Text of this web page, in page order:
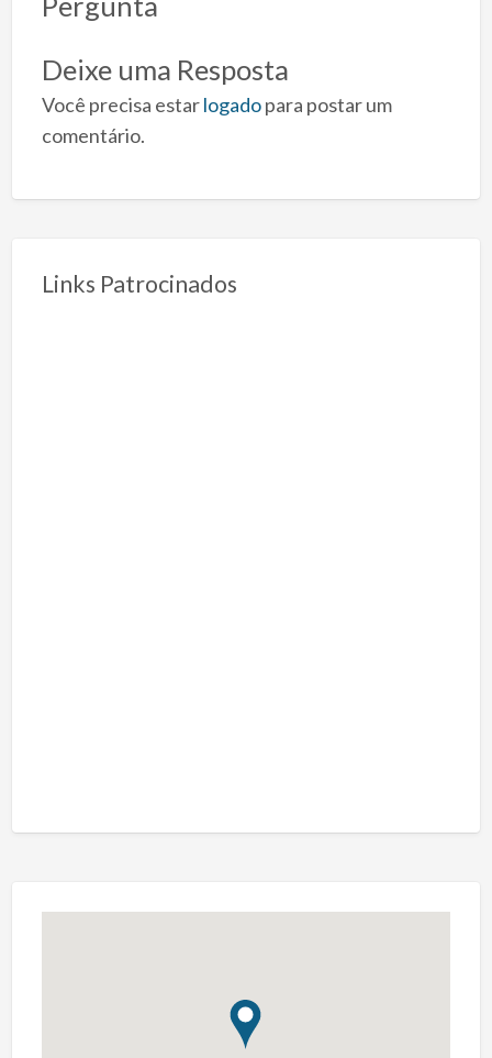
Deixe uma Resposta
Você precisa estarlogadopara postar um
comentário.
Links Patrocinados